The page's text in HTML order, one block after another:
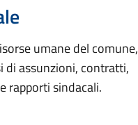
umane del comune,
di assunzioni, contratti,
rapporti sindacali.